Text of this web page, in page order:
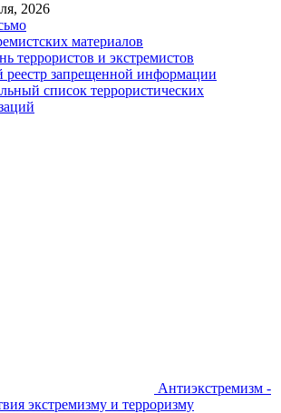
2026
материалов
террористов и экстремистов
реестр запрещенной информации
список террористических
Антиэкстремизм -
экстремизму и терроризму